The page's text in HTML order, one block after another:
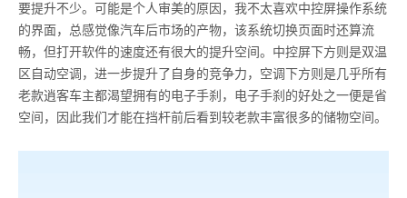
要提升不少。可能是个人审美的原因，我不太喜欢中控屏操作系统
的界面，总感觉像汽车后市场的产物，该系统切换页面时还算流
畅，但打开软件的速度还有很大的提升空间。中控屏下方则是双温
区自动空调，进一步提升了自身的竞争力，空调下方则是几乎所有
老款逍客车主都渴望拥有的电子手刹，电子手刹的好处之一便是省
空间，因此我们才能在挡杆前后看到较老款丰富很多的储物空间。